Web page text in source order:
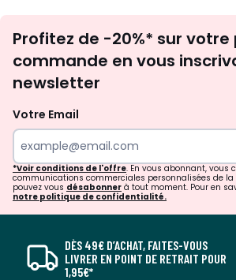
Profitez de -20%* sur
commande en vous
newsletter
Votre Email
*Voir conditions de l'offre. En vous abonnant, vous
communications commerciales personnalisées de la
pouvez vous désabonner à tout moment. Pour en
notre politique de confidentialité.
DÈS 49€ D’ACHAT, FAITES-VOUS
LIVRER EN POINT DE RETRAIT POUR
1,95€*